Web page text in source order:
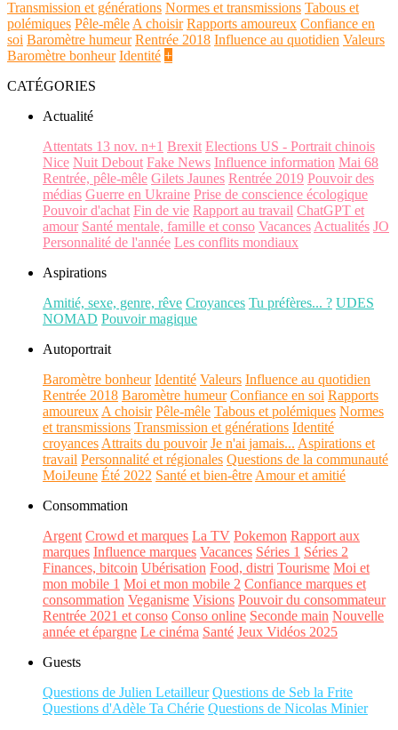
Transmission et générations Normes et transmissions Tabous et
polémiques Pêle-mêle A choisir Rapports amoureux Confiance en
soi Baromètre humeur Rentrée 2018 Influence au quotidien Valeurs
Baromètre bonheur Identité +
CATÉGORIES
Actualité
Attentats 13 nov. n+1 Brexit Elections US - Portrait chinois
Nice Nuit Debout Fake News Influence information Mai 68
Rentrée, pêle-mêle Gilets Jaunes Rentrée 2019 Pouvoir des
médias Guerre en Ukraine Prise de conscience écologique
Pouvoir d'achat Fin de vie Rapport au travail ChatGPT et
amour Santé mentale, famille et conso Vacances Actualités JO
Personnalité de l'année Les conflits mondiaux
Aspirations
Amitié, sexe, genre, rêve Croyances Tu préfères... ? UDES
NOMAD Pouvoir magique
Autoportrait
Baromètre bonheur Identité Valeurs Influence au quotidien
Rentrée 2018 Baromètre humeur Confiance en soi Rapports
amoureux A choisir Pêle-mêle Tabous et polémiques Normes
et transmissions Transmission et générations Identité
croyances Attraits du pouvoir Je n'ai jamais... Aspirations et
travail Personnalité et régionales Questions de la communauté
MoiJeune Été 2022 Santé et bien-être Amour et amitié
Consommation
Argent Crowd et marques La TV Pokemon Rapport aux
marques Influence marques Vacances Séries 1 Séries 2
Finances, bitcoin Ubérisation Food, distri Tourisme Moi et
mon mobile 1 Moi et mon mobile 2 Confiance marques et
consommation Veganisme Visions Pouvoir du consommateur
Rentrée 2021 et conso Conso online Seconde main Nouvelle
année et épargne Le cinéma Santé Jeux Vidéos 2025
Guests
Questions de Julien Letailleur Questions de Seb la Frite
Questions d'Adèle Ta Chérie Questions de Nicolas Minier